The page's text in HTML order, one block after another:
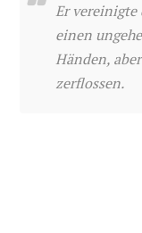
Er vereinigte
einen
Händen,
zerflossen.